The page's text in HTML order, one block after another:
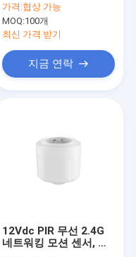
설치 거리 4m
가격:협상 가능
MOQ:100개
최신 가격 받기
지금 연락
12Vdc PIR 무선 2.4G
네트워킹 모션 센서, 주